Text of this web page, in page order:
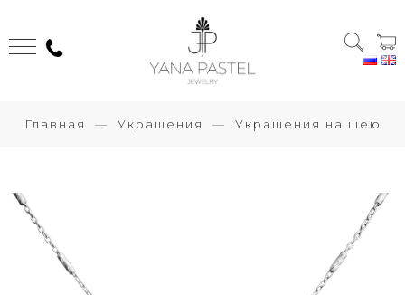
Главная Украшения Украшения на шею